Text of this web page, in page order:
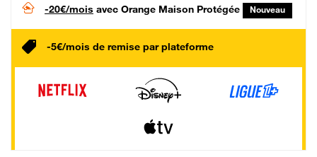
-20€/mois avec Orange Maison Protégée Nouveau
-5€/mois de remise par plateforme